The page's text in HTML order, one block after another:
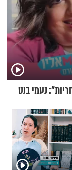
נעמי בנט